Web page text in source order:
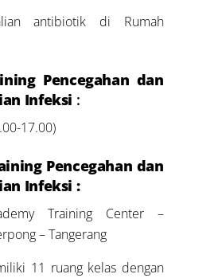
antibiotik di Rumah
Pencegahan dan
Infeksi :
17.00)
Pencegahan dan
Infeksi :
Training Center –
– Tangerang
11 ruang kelas dengan